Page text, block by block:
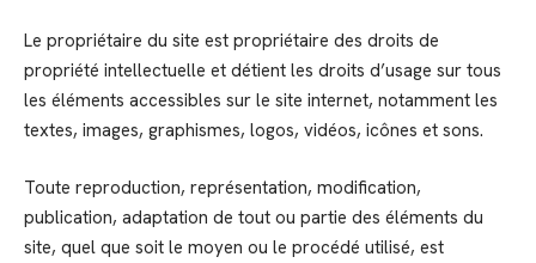
Le propriétaire du site est propriétaire des droits de
propriété intellectuelle et détient les droits d’usage sur tous
les éléments accessibles sur le site internet, notamment les
textes, images, graphismes, logos, vidéos, icônes et sons.
Toute reproduction, représentation, modification,
publication, adaptation de tout ou partie des éléments du
site, quel que soit le moyen ou le procédé utilisé, est